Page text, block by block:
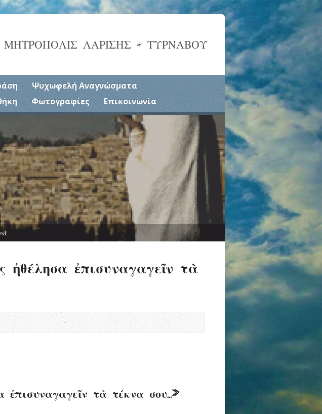
ΜΗΤΡΟΠΟΛΙΣ ΛΑΡΙΣΗΣ & ΤΥΡΝΑΒΟΥ
Ψυχωφελή Αναγνώσματα
Φωτογραφίες Επικοινωνία
ἠθέλησα ἐπισυναγαγεῖν τὰ
ἐπισυναγαγεῖν τὰ τέκνα σου…»